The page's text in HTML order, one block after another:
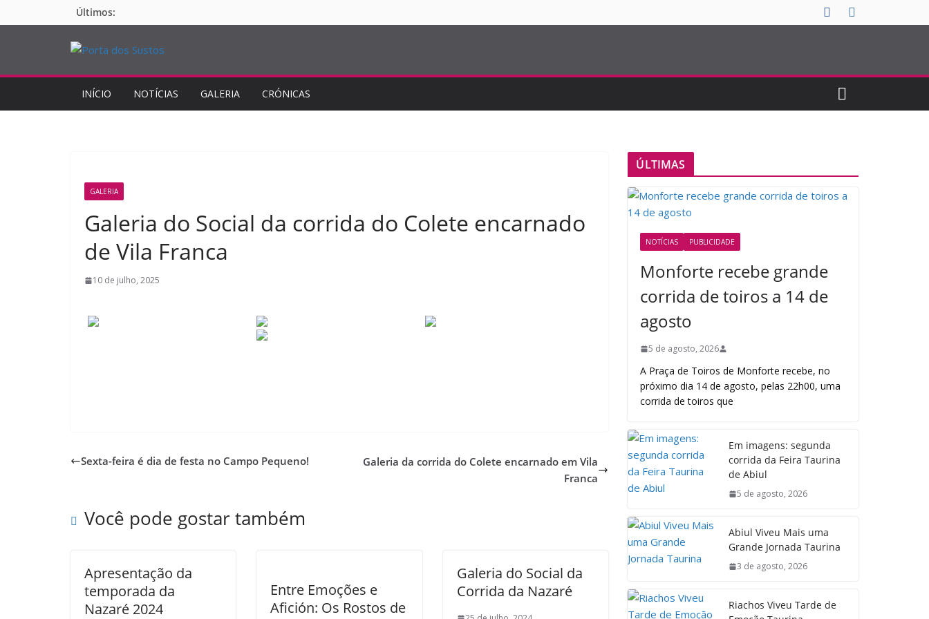
para
Últimos:
INÍCIO NOTÍCIAS GALERIA CRÓNICAS
GALERIA
Galeria do Social da corrida do Colete encarnado
de Vila Franca
10 de julho, 2025
Sexta-feira é dia de festa no Campo Pequeno!
Galeria da corrida do Colete encarnado em Vila
Franca
Você pode gostar também
Apresentação da
temporada da
Nazaré 2024
Entre Emoções e
Afición: Os Rostos de
Galeria do Social da
Corrida da Nazaré
ÚLTIMAS
NOTÍCIAS PUBLICIDADE
Monforte recebe grande
corrida de toiros a 14 de
agosto
5 de agosto, 2026
A Praça de Toiros de Monforte recebe, no
próximo dia 14 de agosto, pelas 22h00, uma
corrida de toiros que
Em imagens: segunda
corrida da Feira Taurina
de Abiul
5 de agosto, 2026
Abiul Viveu Mais uma
Grande Jornada Taurina
3 de agosto, 2026
Riachos Viveu Tarde de